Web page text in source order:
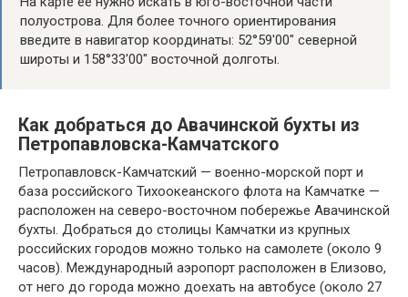
полуострова. Для более точного ориентирования
введите в навигатор координаты: 52°59′00″ северной
широты и 158°33′00″ восточной долготы.
Как добраться до Авачинской бухты из
Петропавловска-Камчатского
Петропавловск-Камчатский — военно-морской порт и
база российского Тихоокеанского флота на Камчатке —
расположен на северо-восточном побережье Авачинской
бухты. Добраться до столицы Камчатки из крупных
российских городов можно только на самолете (около 9
часов). Международный аэропорт расположен в Елизово,
от него до города можно доехать на автобусе (около 27